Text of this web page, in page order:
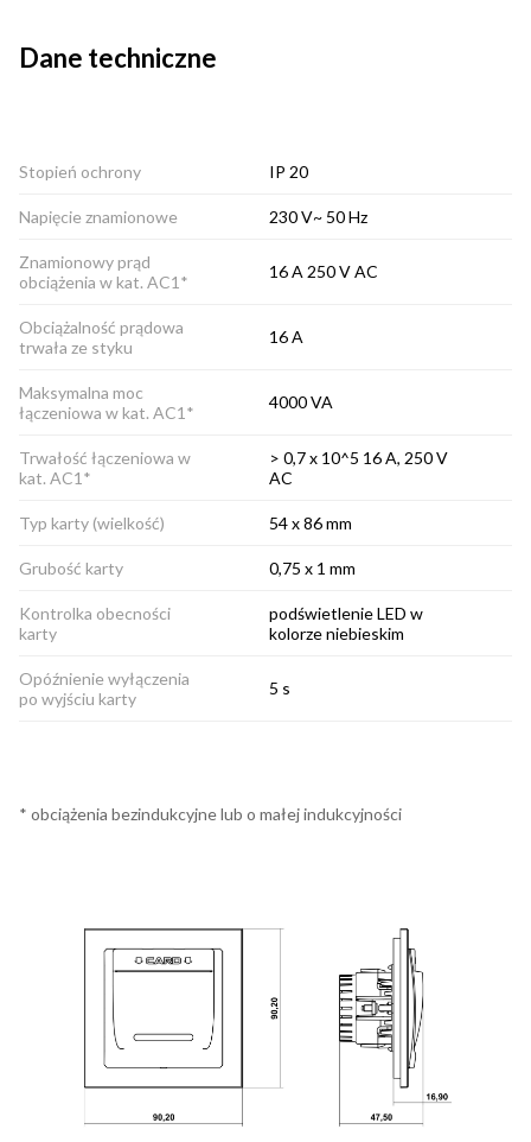
Dane techniczne
Stopień ochrony IP 20
Napięcie znamionowe 230 V~ 50 Hz
Znamionowy prąd
obciążenia w kat. AC1*
16 A 250 V AC
Obciążalność prądowa
trwała ze styku
16 A
Maksymalna moc
łączeniowa w kat. AC1*
4000 VA
Trwałość łączeniowa w
kat. AC1*
> 0,7 x 10^5 16 A, 250 V
AC
Typ karty (wielkość) 54 x 86 mm
Grubość karty 0,75 x 1 mm
Kontrolka obecności
karty
podświetlenie LED w
kolorze niebieskim
Opóźnienie wyłączenia
po wyjściu karty
5 s
* obciążenia bezindukcyjne lub o małej indukcyjności